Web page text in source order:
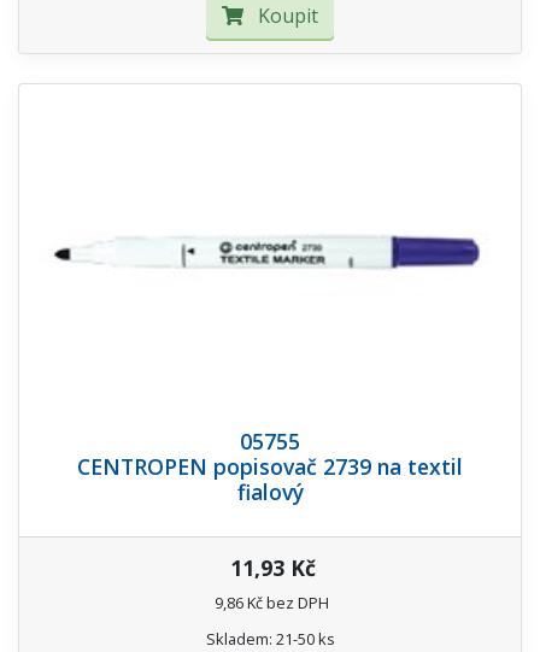
Koupit
05755
CENTROPEN popisovač 2739 na textil
fialový
11,93 Kč
9,86 Kč bez DPH
Skladem: 21-50 ks